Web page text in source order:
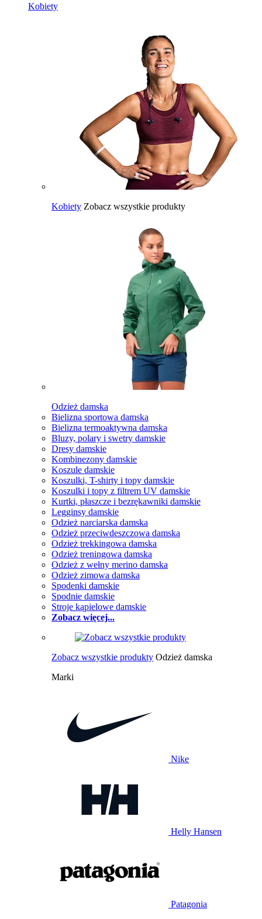
Kobiety
Kobiety Zobacz wszystkie produkty
Odzież damska
Bielizna sportowa damska
Bielizna termoaktywna damska
Bluzy, polary i swetry damskie
Dresy damskie
Kombinezony damskie
Koszule damskie
Koszulki, T-shirty i topy damskie
Koszulki i topy z filtrem UV damskie
Kurtki, płaszcze i bezrękawniki damskie
Legginsy damskie
Odzież narciarska damska
Odzież przeciwdeszczowa damska
Odzież trekkingowa damska
Odzież treningowa damska
Odzież z wełny merino damska
Odzież zimowa damska
Spodenki damskie
Spodnie damskie
Stroje kąpielowe damskie
Zobacz więcej...
Zobacz wszystkie produkty Odzież damska
Marki
Nike
Helly Hansen
Patagonia